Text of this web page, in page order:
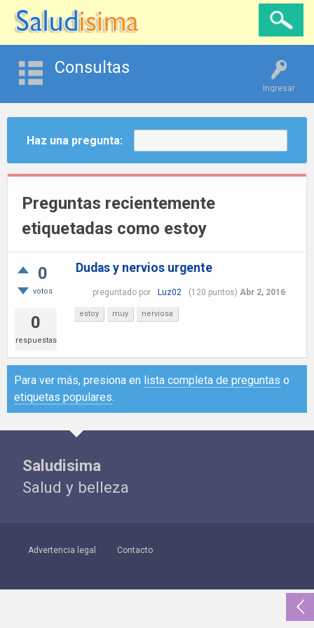
Ingresar
Consultas
Haz una pregunta:
Preguntas recientemente
etiquetadas como estoy
0
votos
0
respuestas
Dudas y nervios urgente
preguntado por Luz02 (120 puntos) Abr 2, 2016
estoy muy nerviosa
Para ver más, presiona en lista completa de preguntas o
etiquetas populares.
Saludisima
Salud y belleza
Advertencia legal Contacto